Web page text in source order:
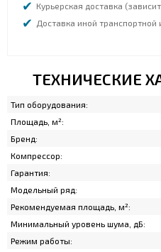
Курьерская доставка
Доставка иной
ТЕХНИЧЕСКИЕ
Тип оборудования:
Площадь, м²:
Бренд:
Компрессор:
Гарантия:
Модельный ряд:
Рекомендуемая площадь, м²:
Минимальный уровень шума, дБ:
Режим работы: